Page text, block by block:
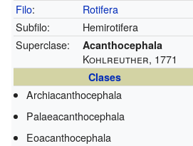
Filo:
Rotifera
Subfilo:
Hemirotifera
Superclase:
Acanthocephala
Kohlreuther, 1771
Clases
Archiacanthocephala
Palaeacanthocephala
Eoacanthocephala